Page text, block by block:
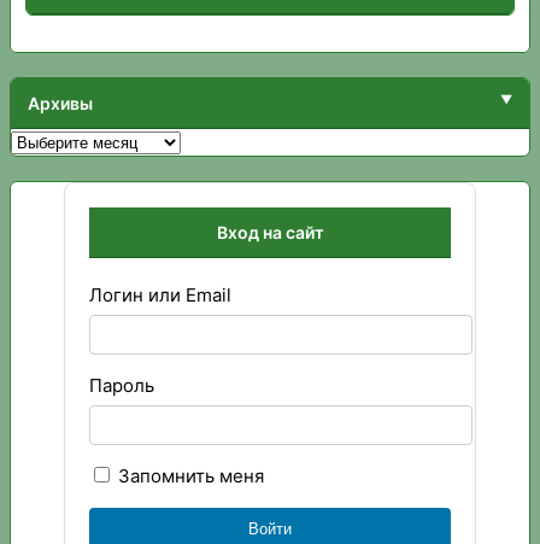
Архивы
Архивы
Вход на сайт
Логин или Email
Пароль
Запомнить меня